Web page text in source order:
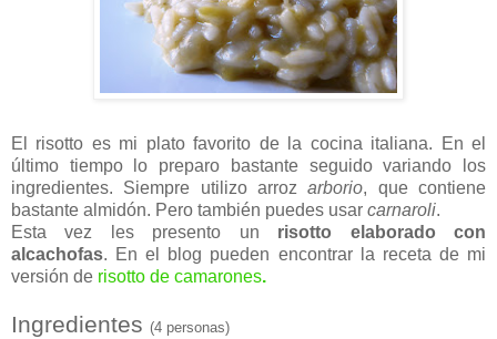
El risotto es mi plato favorito de la cocina italiana. En el
último tiempo lo preparo bastante seguido variando los
ingredientes. Siempre utilizo arrozarborio, que contiene
bastante almidón. Pero también puedes usar carnaroli.
Esta vez les presento un risotto elaborado con
alcachofas. En el blog pueden encontrar la receta de mi
versión de risotto de camarones.
Ingredientes (4 personas)